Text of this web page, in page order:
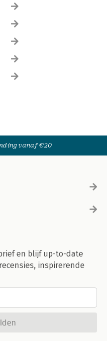
vanaf €20
en blijf up-to-date
inspirerende